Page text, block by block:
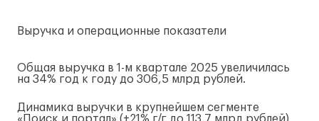
Выручка и операционные показатели
Общая выручка в 1-м квартале 2025 увеличилась
на 34% год к году до 306,5 млрд рублей.
Динамика выручки в крупнейшем сегменте